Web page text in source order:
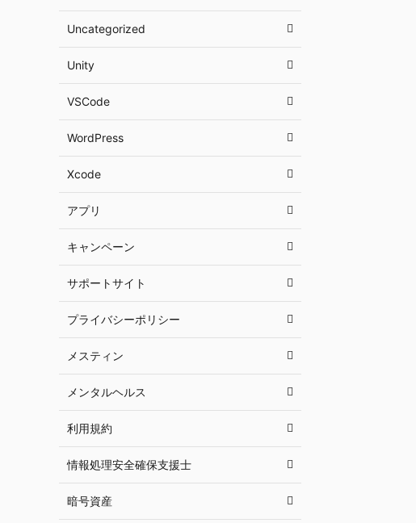
Uncategorized
Unity
VSCode
WordPress
Xcode
アプリ
キャンペーン
サポートサイト
プライバシーポリシー
メスティン
メンタルヘルス
利用規約
情報処理安全確保支援士
暗号資産